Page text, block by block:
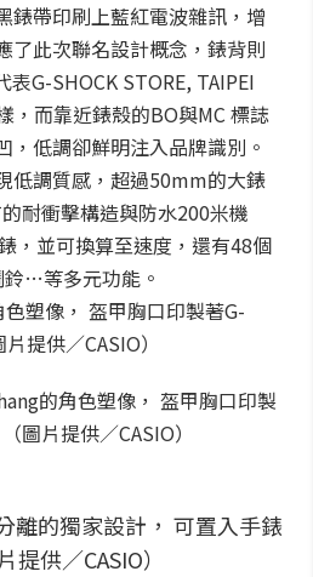
錶帶印刷上藍紅電波雜訊，增
了此次聯名設計概念，錶背則
G-SHOCK STORE, TAIPEI
，而靠近錶殼的BO與MC 標誌
，低調卻鮮明注入品牌識別。
低調質感，超過50mm的大錶
耐衝擊構造與防水200米機
，並可換算至速度，還有48個
…等多元功能。
的角色塑像， 盔甲胸口印製
圖片提供／CASIO）